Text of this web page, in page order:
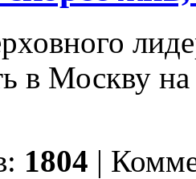
в Москву
1804 |